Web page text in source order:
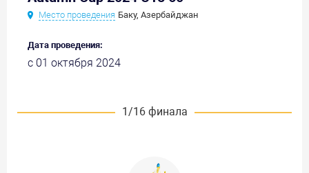
Место проведения Баку, Азербайджан
Дата проведения:
с 01 октября 2024
1/16 финала